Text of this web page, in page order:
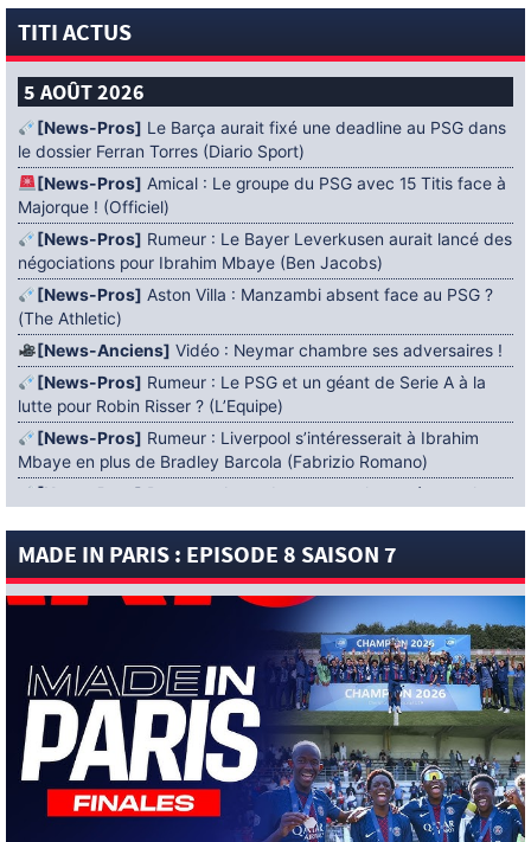
TITI ACTUS
5 AOÛT 2026
[News-Pros] Le Barça aurait fixé une deadline au PSG dans
le dossier Ferran Torres (Diario Sport)
[News-Pros] Amical : Le groupe du PSG avec 15 Titis face à
Majorque ! (Officiel)
[News-Pros] Rumeur : Le Bayer Leverkusen aurait lancé des
négociations pour Ibrahim Mbaye (Ben Jacobs)
[News-Pros] Aston Villa : Manzambi absent face au PSG ?
(The Athletic)
[News-Anciens] Vidéo : Neymar chambre ses adversaires !
[News-Pros] Rumeur : Le PSG et un géant de Serie A à la
lutte pour Robin Risser ? (L’Equipe)
[News-Pros] Rumeur : Liverpool s’intéresserait à Ibrahim
Mbaye en plus de Bradley Barcola (Fabrizio Romano)
[News-Pros]
Rumeur : Accord contractuel trouvé entre le
[News-Pros]Rumeur : Le PSG aurait lancé un ultimatum
4 AOÛT 2026
Mercato : Khalil Ayari prêté à Dunkerque
(Officiel)
[News-Anciens]Leverkusen : un retour de Diaby envisagé
(Foot Mercato)
[News-Formation]Nsoki va filer au Dinamo Zagreb
(L’Equipe)
[News-Pros]Rumeur : Suzuki acheté par le PSG puis prêté ?
MADE IN PARIS : EPISODE 8 SAISON 7